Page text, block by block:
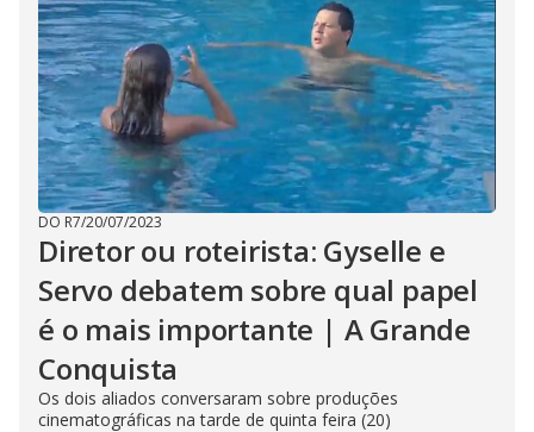
DO R7/20/07/2023
Diretor ou roteirista: Gyselle e
Servo debatem sobre qual papel
é o mais importante | A Grande
Conquista
Os dois aliados conversaram sobre produções
cinematográficas na tarde de quinta feira (20)